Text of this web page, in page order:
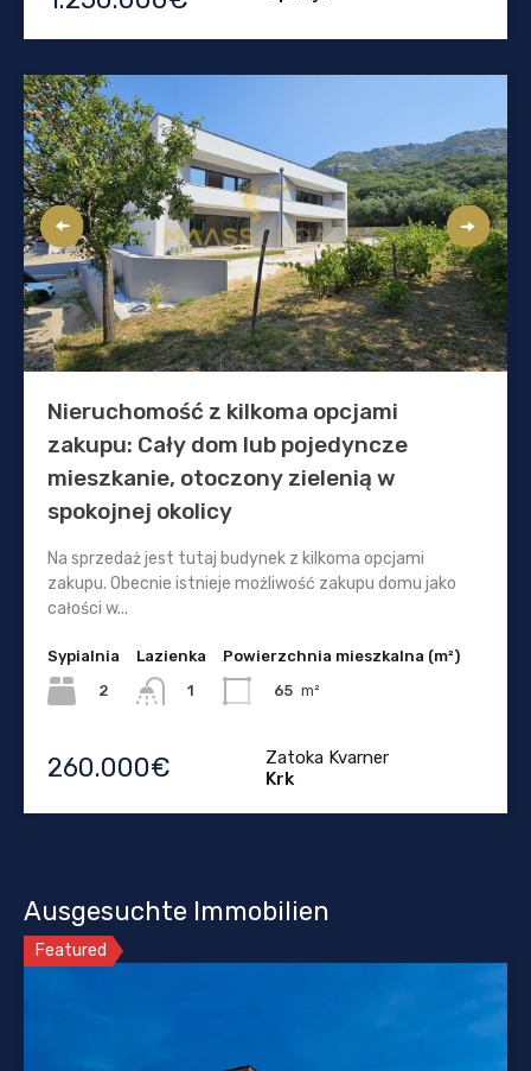
Nieruchomość z kilkoma opcjami
zakupu: Cały dom lub pojedyncze
mieszkanie, otoczony zielenią w
spokojnej okolicy
Na sprzedaż jest tutaj budynek z kilkoma opcjami
zakupu. Obecnie istnieje możliwość zakupu domu jako
całości w...
Sypialnia
2
Lazienka
1
Powierzchnia mieszkalna (m²)
65 m²
260.000€
Zatoka Kvarner
Krk
Ausgesuchte Immobilien
Featured